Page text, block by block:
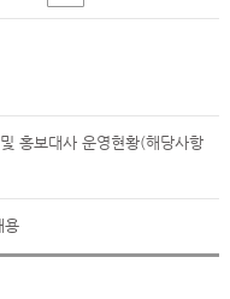
홍보대사 운영현황(해당사항
용